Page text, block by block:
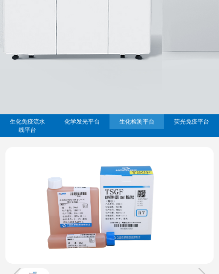
生化免疫流水
线平台
化学发光平台 生化检测平台 荧光免疫平台